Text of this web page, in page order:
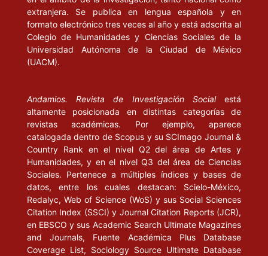
extranjera. Se publica en lengua española y en
formato electrónico tres veces al año y está adscrita al
Colegio de Humanidades y Ciencias Sociales de la
Universidad Autónoma de la Ciudad de México
(UACM).
Andamios. Revista de Investigación Socialestá
altamente posicionada en distintas categorías de
revistas académicas. Por ejemplo, aparece
catalogada dentro de Scopus y su SCImago Journal &
Country Rank en el nivel Q2 del área de Artes y
Humanidades, y en el nivel Q3 del área de Ciencias
Sociales. Pertenece a múltiples índices y bases de
datos, entre los cuales destacan: Scielo-México,
Redalyc, Web of Science (WoS) y sus Social Sciences
Citation Index (SSCI) y Journal Citation Reports (JCR),
en EBSCO y sus Academic Search Ultimate Magazines
and Journals, Fuente Académica Plus Database
Coverage List, Sociology Source Ultimate Database